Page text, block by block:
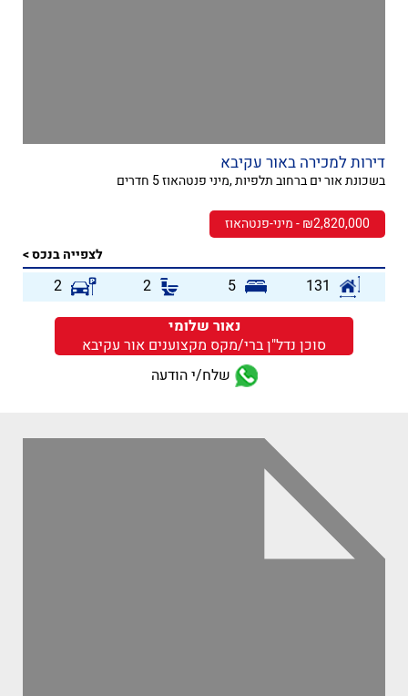
דירות למכירה באור עקיבא
בשכונת אור ים ברחוב תלפיות ,מיני פנטהאוז 5 חדרים
₪2,820,000 - מיני-פנטהאוז
לצפייה בנכס >
131
5
2
2
נאור שלומי
סוכן נדל"ן ברי/מקס מקצוענים אור עקיבא
שלח/י הודעה